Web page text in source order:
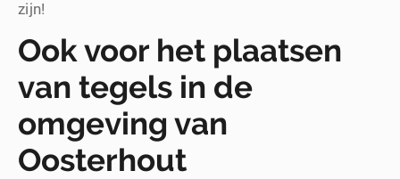
zijn!
Ook voor het plaatsen
van tegels in de
omgeving van
Oosterhout